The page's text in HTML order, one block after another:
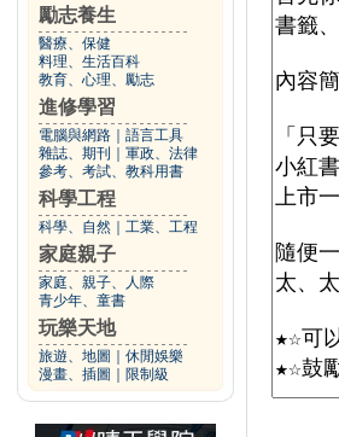
勵志養生
醫療、保健
料理、生活百科
教育、心理、勵志
進修學習
電腦與網路
語言工具
雜誌、期刊
軍政、法律
參考、考試、教科用書
科學工程
科學、自然 工業、工程
家庭親子
家庭、親子、人際
青少年、童書
玩樂天地
旅遊、地圖
休閒娛樂
漫畫、插圖
限制級